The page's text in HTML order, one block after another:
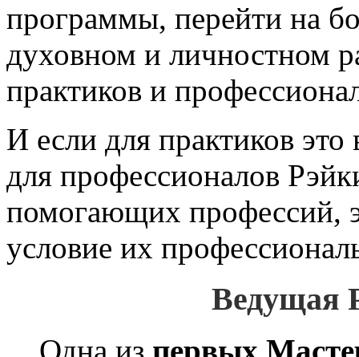
программы, перейти на
духовном и личностном
практиков и
И если для практиков
для профессионалов
помогающих профессий,
условие их
Ведущая